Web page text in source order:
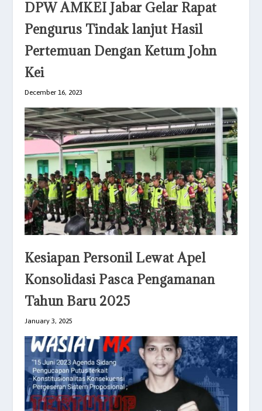
DPW AMKEI Jabar Gelar Rapat
Pengurus Tindak lanjut Hasil
Pertemuan Dengan Ketum John
Kei
December 16, 2023
Kesiapan Personil Lewat Apel
Konsolidasi Pasca Pengamanan
Tahun Baru 2025
January 3, 2025